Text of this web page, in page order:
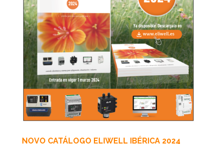
NOVO CATÁLOGO ELIWELL IBÉRICA 2024